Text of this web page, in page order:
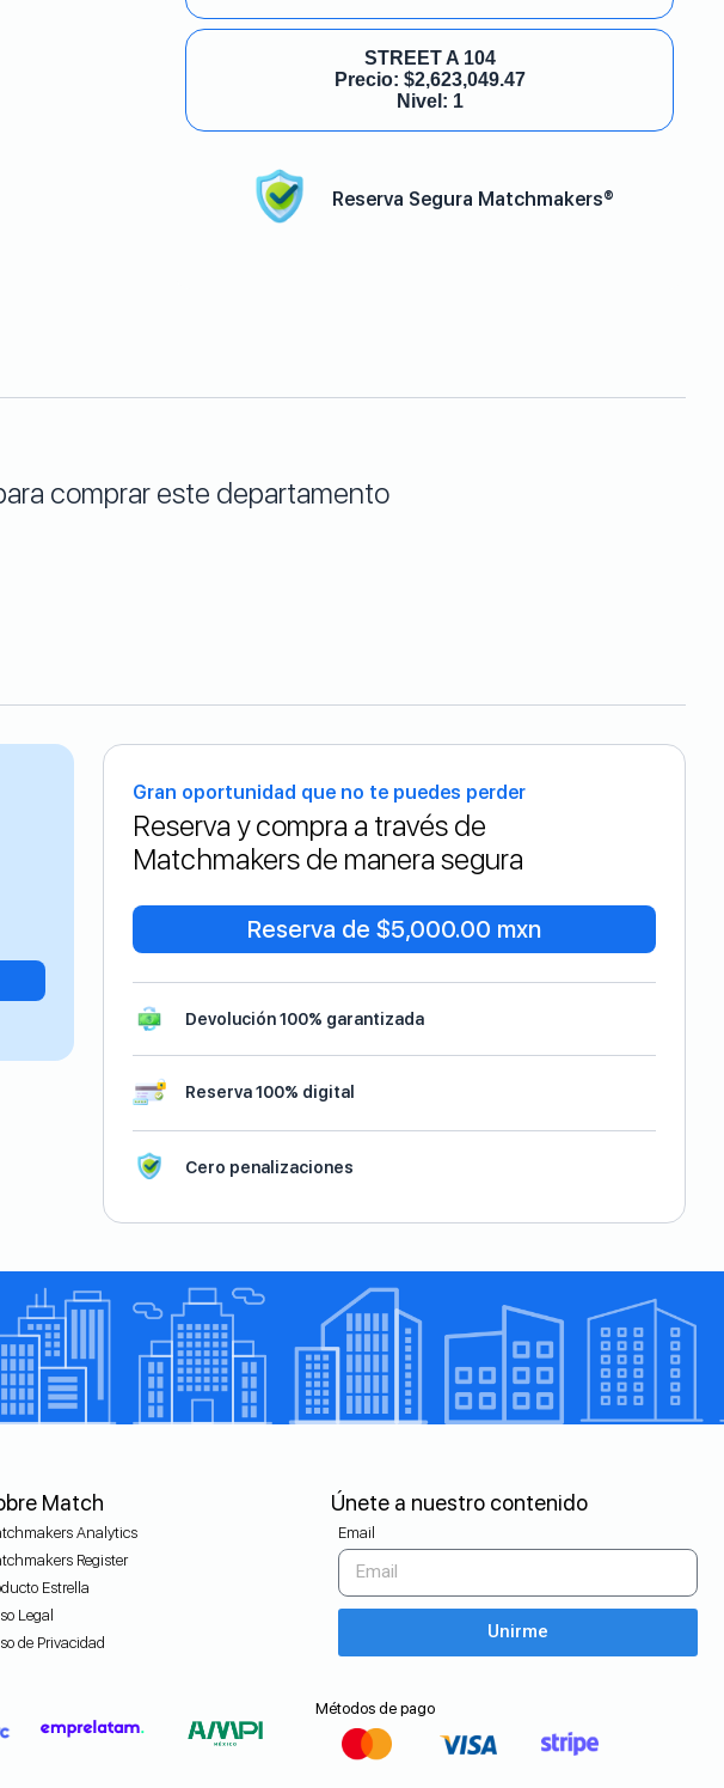
STREET A 104
Precio: $2,623,049.47
Nivel: 1
Reserva Segura Matchmakers®
comprar este departamento
Gran oportunidad que no te puedes perder
Reserva y compra a través de
Matchmakers de manera segura
Reserva de $5,000.00 mxn
Devolución 100% garantizada
Reserva 100% digital
Cero penalizaciones
Match
Analytics
Register
Estrella
Legal
de Privacidad
Únete a nuestro contenido
Email
Unirme
Métodos de pago